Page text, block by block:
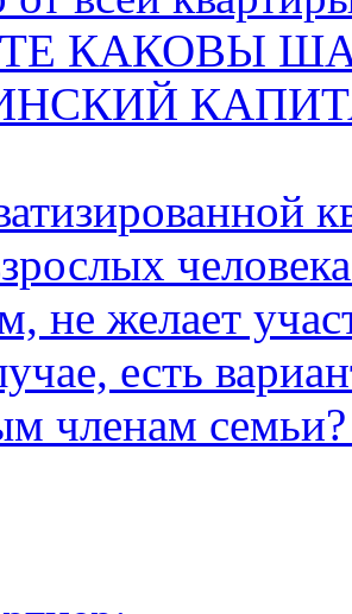
КАКОВЫ
не желает
есть
членам